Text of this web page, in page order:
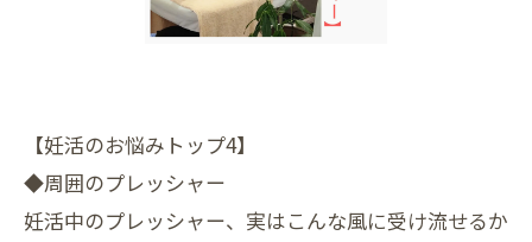
【妊活のお悩みトップ4】
◆周囲のプレッシャー
妊活中のプレッシャー、実はこんな風に受け流せるか